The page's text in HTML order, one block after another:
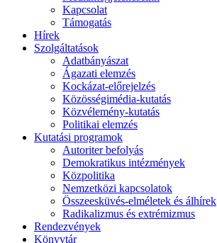
Kapcsolat
Támogatás
Hírek
Szolgáltatások
Adatbányászat
Ágazati elemzés
Kockázat-előrejelzés
Közösségimédia-kutatás
Közvélemény-kutatás
Politikai elemzés
Kutatási programok
Autoriter befolyás
Demokratikus intézmények
Közpolitika
Nemzetközi kapcsolatok
Összeesküvés-elméletek és álhírek
Radikalizmus és extrémizmus
Rendezvények
Könyvtár